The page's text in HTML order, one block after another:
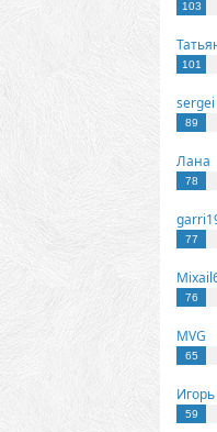
103
101
sergei
89
Лана
78
77
76
MVG
65
59